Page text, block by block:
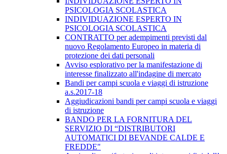
PSICOLOGIA SCOLASTICA
INDIVIDUAZIONE ESPERTO IN
PSICOLOGIA SCOLASTICA
CONTRATTO per adempimenti previsti dal
nuovo Regolamento Europeo in materia di
protezione dei dati personali
Avviso esplorativo per la manifestazione di
interesse finalizzato all'indagine di mercato
Bandi per campi scuola e viaggi di istruzione
a.s.2017-18
Aggiudicazioni bandi per campi scuola e viaggi
di istruzione
BANDO PER LA FORNITURA DEL
SERVIZIO DI “DISTRIBUTORI
AUTOMATICI DI BEVANDE CALDE E
FREDDE"